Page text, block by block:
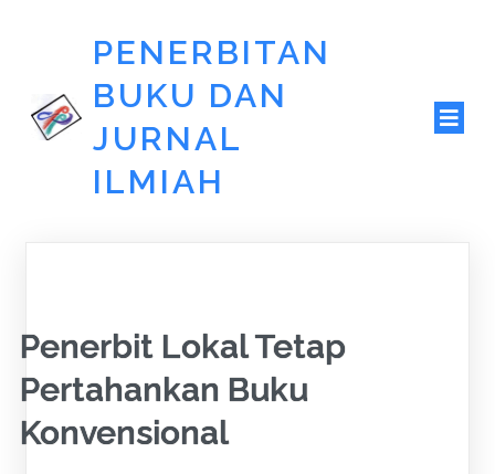
PENERBITAN
BUKU DAN
JURNAL
ILMIAH
Penerbit Lokal Tetap
Pertahankan Buku
Konvensional